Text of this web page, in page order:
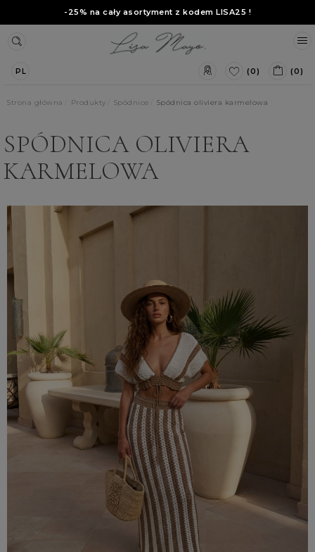
-25% na cały asortyment z kodem LISA25 !
PL (0) (0)
Strona główna Produkty Spódnice Spódnica oliviera karmelowa
SPÓDNICA OLIVIERA
KARMELOWA